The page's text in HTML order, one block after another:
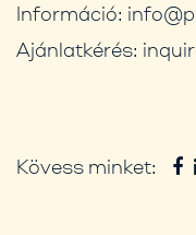
Információ:
Ajánlatkérés:
Kövess minket: